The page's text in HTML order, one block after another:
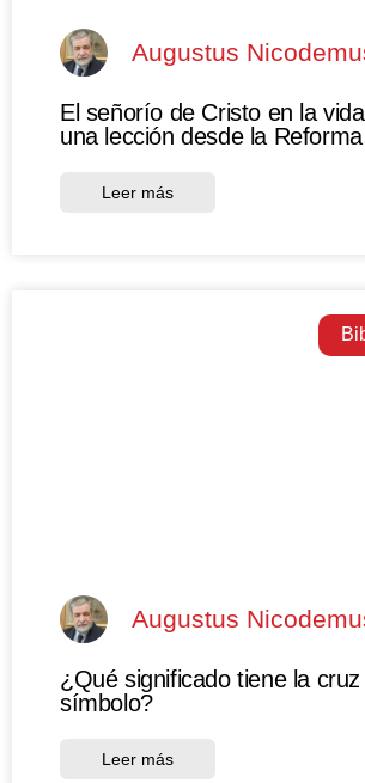
Augustus
El señorío de Cristo en la
una lección desde la Reforma
Leer más
Augustus
¿Qué significado tiene la
símbolo?
Leer más